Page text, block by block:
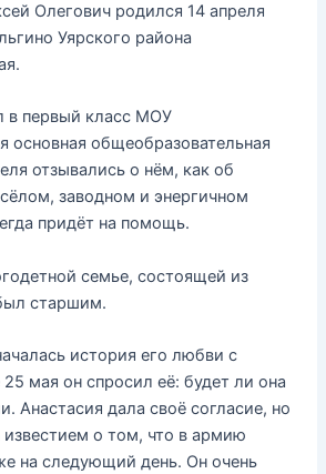
Олегович родился 14 апреля
Уярского района
в первый класс МОУ
основная общеобразовательная
отзывались о нём, как об
заводном и энергичном
придёт на помощь.
семье, состоящей из
старшим.
история его любви с
мая он спросил её: будет ли она
Анастасия дала своё согласие, но
о том, что в армию
на следующий день. Он очень